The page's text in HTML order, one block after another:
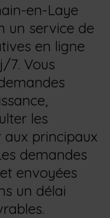
en-Laye
un service de
en ligne
7. Vous
les
aux principaux
demandes
envoyées
un délai